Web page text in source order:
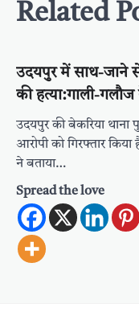
Related
उदयपुर में साथ-जाने
की हत्या:गाली-गलौज
उदयपुर की बे​करिया थाना
आरोपी को गिरफ्तार किया
ने बताया…
Spread the love